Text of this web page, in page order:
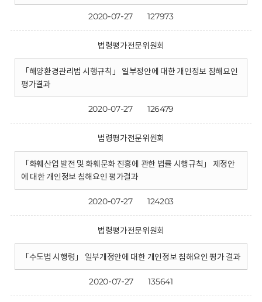
2020-07-27 127973
법령평가전문위원회
「해양환경관리법 시행규칙」 일부정안에 대한 개인정보 침해요인
평가결과
2020-07-27 126479
법령평가전문위원회
「화훼산업 발전 및 화훼문화 진흥에 관한 법률 시행규칙」 제정안
에 대한 개인정보 침해요인 평가결과
2020-07-27 124203
법령평가전문위원회
「수도법 시행령」 일부개정안에 대한 개인정보 침해요인 평가 결과
2020-07-27 135641